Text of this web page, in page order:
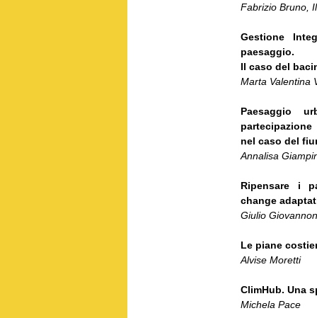
Fabrizio Bruno,
Gestione
paesaggio.
Il caso del
Marta Valentina
Paesaggio
partecipazione
nel caso del
Annalisa
Ripensare i
change
Giulio
Le piane
Alvise Moretti
ClimHub. Una
Michela Pace